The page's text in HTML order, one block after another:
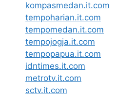
kompasmedan.it.com
tempoharian.it.com
tempomedan.it.com
tempojogja.it.com
tempopapua.it.com
idntimes.it.com
metrotv.it.com
sctv.it.com